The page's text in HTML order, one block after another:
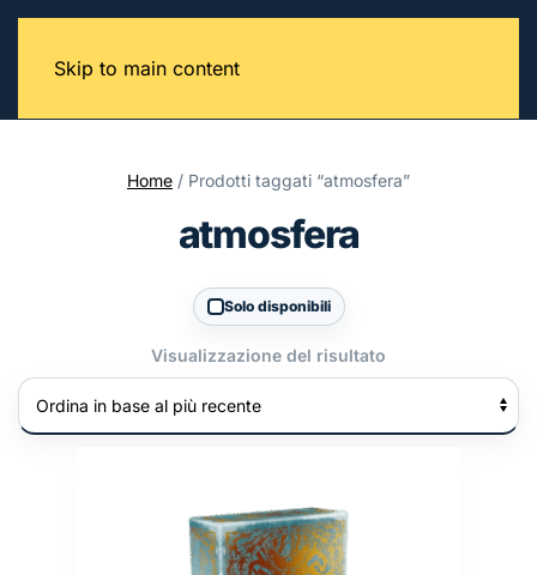
Skip to main content
Home / Prodotti taggati “atmosfera”
atmosfera
Solo disponibili
Visualizzazione del risultato